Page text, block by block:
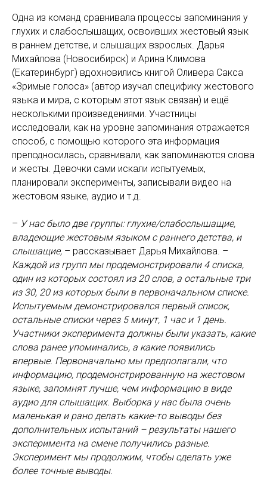
Одна из команд сравнивала процессы запоминания у
глухих и слабослышащих, освоивших жестовый язык
в раннем детстве, и слышащих взрослых. Дарья
Михайлова (Новосибирск) и Арина Климова
(Екатеринбург) вдохновились книгой Оливера Сакса
«Зримые голоса» (автор изучал специфику жестового
языка и мира, с которым этот язык связан) и ещё
несколькими произведениями. Участницы
исследовали, как на уровне запоминания отражается
способ, с помощью которого эта информация
преподносилась, сравнивали, как запоминаются слова
и жесты. Девочки сами искали испытуемых,
планировали эксперименты, записывали видео на
жестовом языке, аудио и т.д.
– У нас было две группы: глухие/слабослышащие,
владеющие жестовым языком с раннего детства, и
слышащие, – рассказывает Дарья Михайлова. –
Каждой из групп мы продемонстрировали 4 списка,
один из которых состоял из 20 слов, а остальные три
из 30, 20 из которых были в первоначальном списке.
Испытуемым демонстрировался первый список,
остальные списки через 5 минут, 1 час и 1 день.
Участники эксперимента должны были указать, какие
слова ранее упоминались, а какие появились
впервые. Первоначально мы предполагали, что
информацию, продемонстрированную на жестовом
языке, запомнят лучше, чем информацию в виде
аудио для слышащих. Выборка у нас была очень
маленькая и рано делать какие-то выводы без
дополнительных испытаний – результаты нашего
эксперимента на смене получились разные.
Эксперимент мы продолжим, чтобы сделать уже
более точные выводы.